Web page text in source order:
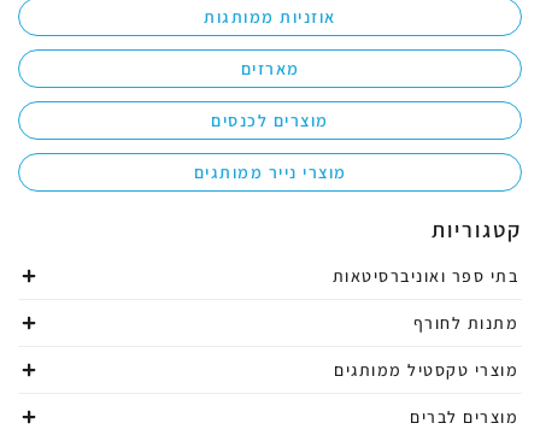
אוזניות ממותגות
מארזים
מוצרים לכנסים
מוצרי נייר ממותגים
קטגוריות
בתי ספר ואוניברסיטאות
מתנות לחורף
מוצרי טקסטיל ממותגים
מוצרים לברים